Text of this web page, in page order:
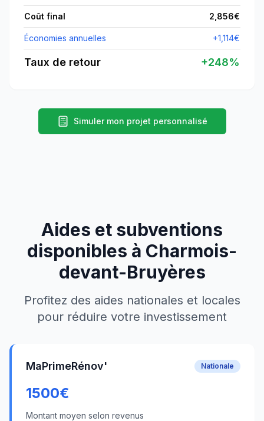
Coût final 2,856€
Économies annuelles +1,114€
Taux de retour +248%
Simuler mon projet personnalisé
Aides et subventions
disponibles à Charmois-
devant-Bruyères
Profitez des aides nationales et locales
pour réduire votre investissement
MaPrimeRénov' Nationale
1500€
Montant moyen selon revenus